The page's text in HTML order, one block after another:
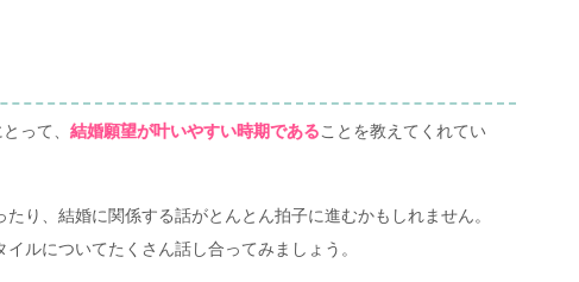
って、 結婚願望が叶いやすい時期であることを教えてくれてい
り、結婚に関係する話がとんとん拍子に進むかもしれません。
ルについてたくさん話し合ってみましょう。